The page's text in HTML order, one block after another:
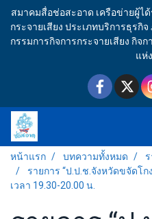
สมาคมสื่อช่อสะอาด เครือข่ายผู้ไ
กระจายเสียง ประเภทบริการธุร
กรรมการกิจการกระจายเสียง กิ
แห่
หน้าแรก บทความทั้งหมด
รายการ “ป.ป.ช.จังหวัดขจัดโ
เวลา 19.30-20.00 น.